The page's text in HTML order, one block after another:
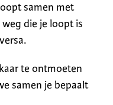
samen met
die je loopt is
te ontmoeten
samen je bepaalt